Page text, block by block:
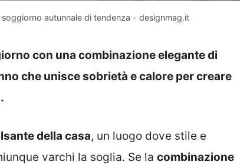
autunnale di tendenza - designmag.it
con una combinazione elegante di
che unisce sobrietà e calore per creare
della casa, un luogo dove stile e
varchi la soglia. Se la combinazione